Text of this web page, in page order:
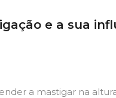
e a sua
a mastigar na